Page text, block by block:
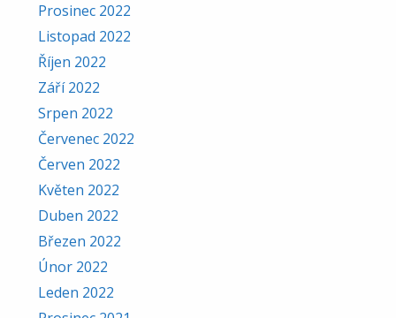
Prosinec 2022
Listopad 2022
Říjen 2022
Září 2022
Srpen 2022
Červenec 2022
Červen 2022
Květen 2022
Duben 2022
Březen 2022
Únor 2022
Leden 2022